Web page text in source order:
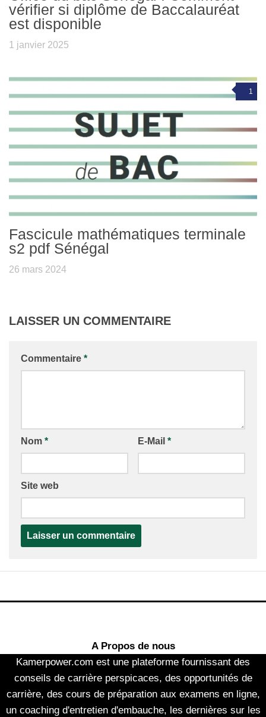
vérifier si diplôme de Baccalauréat
est disponible
1 janvier 2025
1
Fascicule mathématiques terminale
s2 pdf Sénégal
26 mars 2024
LAISSER UN COMMENTAIRE
Commentaire *
Nom * E-Mail *
Site web
A Propos de nous
Kamerpower.com est une plateforme fournissant des
conseils de carrière perspicaces, des opportunités de
carrière, des cours de préparation aux examens en ligne,
un coaching d'entretien d'embauche, les dernières sur les